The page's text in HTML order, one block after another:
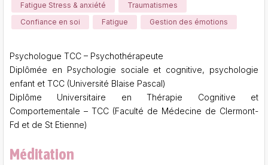
Fatigue Stress & anxiété
Traumatismes
Confiance en soi
Fatigue Gestion des émotions
Psychologue TCC – Psychothérapeute
Diplômée en Psychologie sociale et cognitive, psychologie
enfant et TCC (Université Blaise Pascal)
Diplôme Universitaire en Thérapie Cognitive et
Comportementale – TCC (Faculté de Médecine de Clermont-
Fd et de St Etienne)
Méditation